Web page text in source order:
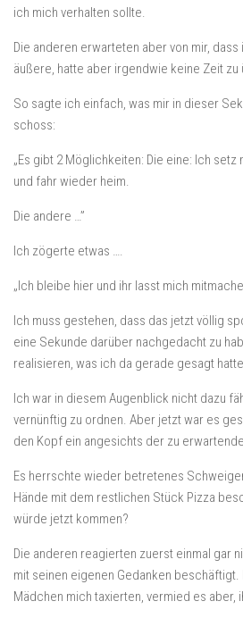
ich mich verhalten sollte.
Die anderen erwarteten aber von mir,
äußere, hatte aber irgendwie keine Zeit
So sagte ich einfach, was mir in dieser
schoss:
„Es gibt 2 Möglichkeiten: Die eine: Ich
und fahr wieder heim.
Die andere …”
Ich zögerte etwas ….
„Ich bleibe hier und ihr lasst mich
Ich muss gestehen, dass das jetzt völlig
eine Sekunde darüber nachgedacht zu
realisieren, was ich da gerade gesagt
Ich war in diesem Augenblick nicht dazu
vernünftig zu ordnen. Aber jetzt war es
den Kopf ein angesichts der zu
Es herrschte wieder betretenes
Hände mit dem restlichen Stück Pizza
würde jetzt kommen?
Die anderen reagierten zuerst einmal gar
mit seinen eigenen Gedanken
Mädchen mich taxierten, vermied es aber,